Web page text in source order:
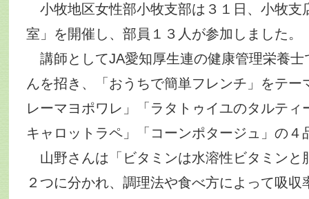
小牧地区女性部小牧支部は３１日、小牧支
室」を開催し、部員１３人が参加しました。
講師としてJA愛知厚生連の健康管理栄養士
んを招き、「おうちで簡単フレンチ」をテー
レーマヨポワレ」「ラタトゥイユのタルティ
キャロットラペ」「コーンポタージュ」の４
山野さんは「ビタミンは水溶性ビタミンと
２つに分かれ、調理法や食べ方によって吸収